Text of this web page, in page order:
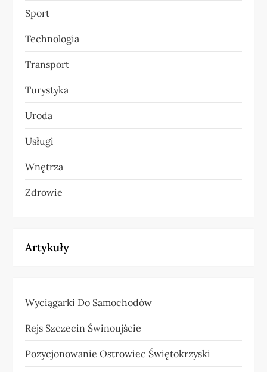
Sport
Technologia
Transport
Turystyka
Uroda
Usługi
Wnętrza
Zdrowie
Artykuły
Wyciągarki Do Samochodów
Rejs Szczecin Świnoujście
Pozycjonowanie Ostrowiec Świętokrzyski